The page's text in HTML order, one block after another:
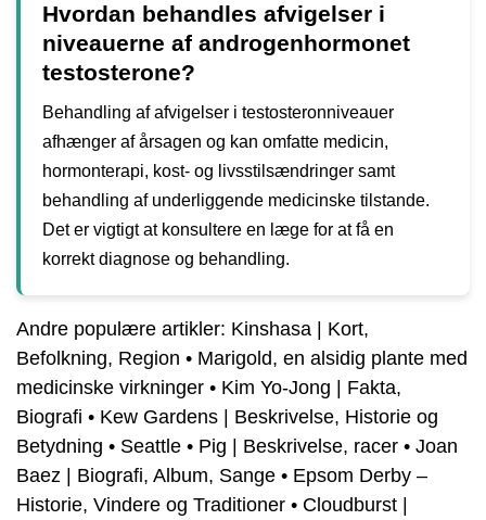
Hvordan behandles afvigelser i
niveauerne af androgenhormonet
testosterone?
Behandling af afvigelser i testosteronniveauer
afhænger af årsagen og kan omfatte medicin,
hormonterapi, kost- og livsstilsændringer samt
behandling af underliggende medicinske tilstande.
Det er vigtigt at konsultere en læge for at få en
korrekt diagnose og behandling.
Andre populære artikler: Kinshasa | Kort,
Befolkning, Region • Marigold, en alsidig plante med
medicinske virkninger • Kim Yo-Jong | Fakta,
Biografi • Kew Gardens | Beskrivelse, Historie og
Betydning • Seattle • Pig | Beskrivelse, racer • Joan
Baez | Biografi, Album, Sange • Epsom Derby –
Historie, Vindere og Traditioner • Cloudburst |